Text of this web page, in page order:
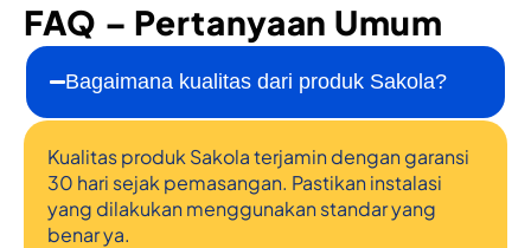
FAQ – Pertanyaan Umum
Bagaimana kualitas dari produk Sakola?
Kualitas produk Sakola terjamin dengan garansi
30 hari sejak pemasangan. Pastikan instalasi
yang dilakukan menggunakan standar yang
benar ya.